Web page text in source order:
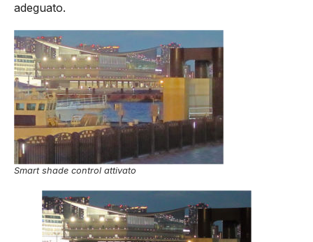
adeguato.
Smart shade control attivato